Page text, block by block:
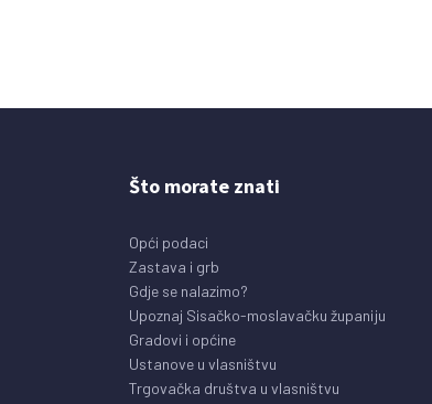
Što morate znati
Opći podaci
Zastava i grb
Gdje se nalazimo?
Upoznaj Sisačko-moslavačku županiju
Gradovi i općine
Ustanove u vlasništvu
Trgovačka društva u vlasništvu